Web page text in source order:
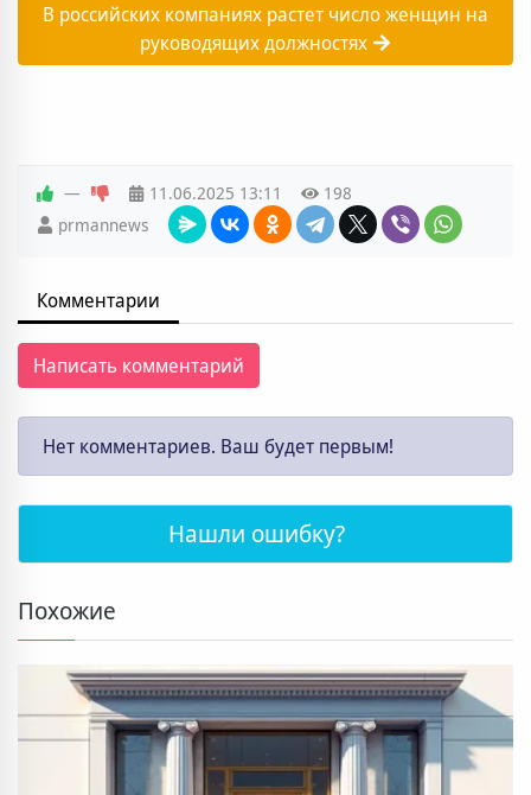
В российских компаниях растет число женщин на
руководящих должностях
— 11.06.2025 13:11
198
prmannews
Комментарии
Написать комментарий
Нет комментариев. Ваш будет первым!
Нашли ошибку?
Похожие